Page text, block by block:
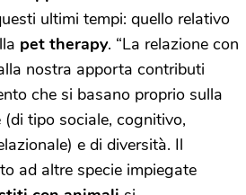
ultimi tempi: quello relativo
pet therapy. “La relazione con
nostra apporta contributi
che si basano proprio sulla
tipo sociale, cognitivo,
e di diversità. Il
ad altre specie impiegate